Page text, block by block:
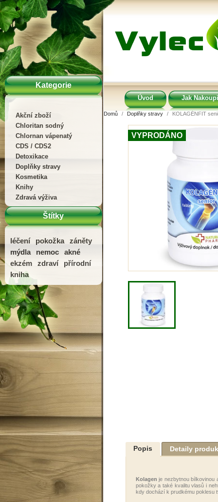
Kategorie
Akční zboží
Chloritan sodný
Chlornan vápenatý
CDS / CDS2
Detoxikace
Doplňky stravy
Kosmetika
Knihy
Zdravá výživa
Štítky
léčení pokožka
záněty
mýdla
nemoc
akné
ekzém
zdraví
přírodní
kniha
Úvod Jak
Domů Doplňky stravy KOLAGÉNFIT
VYPRODÁNO
Popis Detaily
Kolagen je nezbytnou bílkovinou
pokožky a také kvalitu vlasů i
kdy dochází k prudkému poklesu